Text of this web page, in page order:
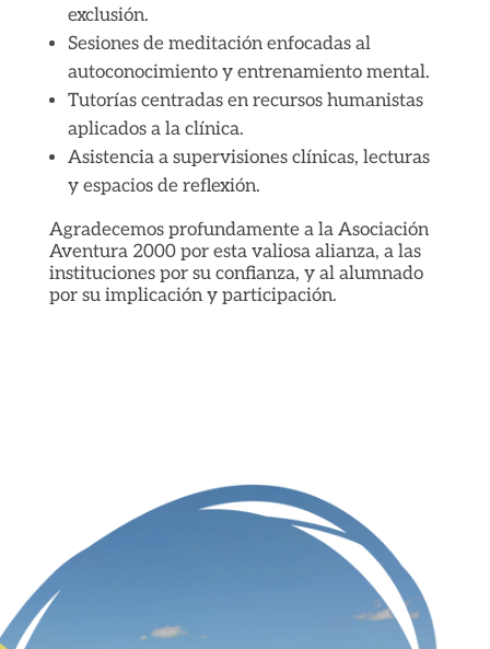
exclusión.
Sesiones de meditación enfocadas al
autoconocimiento y entrenamiento mental.
Tutorías centradas en recursos humanistas
aplicados a la clínica.
Asistencia a supervisiones clínicas, lecturas
y espacios de reflexión.
Agradecemos profundamente a la Asociación
Aventura 2000 por esta valiosa alianza, a las
instituciones por su confianza, y al alumnado
por su implicación y participación.